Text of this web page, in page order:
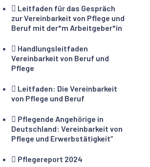
Leitfaden für das Gespräch
zur Vereinbarkeit von Pflege und
Beruf mit der*m Arbeitgeber*in
Handlungsleitfaden
Vereinbarkeit von Beruf und
Pflege
Leitfaden: Die Vereinbarkeit
von Pflege und Beruf
Pflegende Angehörige in
Deutschland: Vereinbarkeit von
Pflege und Erwerbstätigkeit“
Pflegereport 2024